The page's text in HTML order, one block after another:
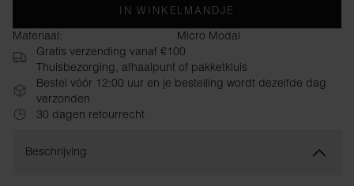
IN WINKELMANDJE
Materiaal:
Micro Modal
Gratis verzending vanaf €100
Thuisbezorging, afhaalpunt of pakketkluis
Bestel vóór 12:00 uur en je bestelling wordt dezelfde dag
verzonden
30 dagen retourrecht
Beschrijving